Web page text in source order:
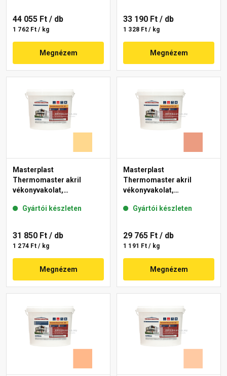
44 055 Ft / db
1 762 Ft / kg
Megnézem
33 190 Ft / db
1 328 Ft / kg
Megnézem
Masterplast
Thermomaster akril
vékonyvakolat,
01-D 25 kg
Gyártói készleten
31 850 Ft / db
1 274 Ft / kg
Megnézem
Masterplast
Thermomaster akril
vékonyvakolat,
17-C 25 kg
Gyártói készleten
29 765 Ft / db
1 191 Ft / kg
Megnézem